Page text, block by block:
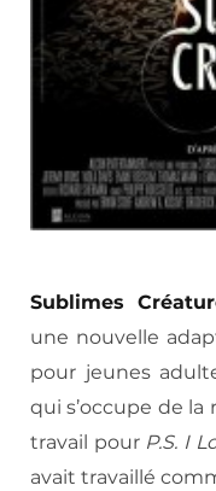
Sublimes
une nouvelle
pour jeunes
qui s’occupe de la
travail pourP.S. I
avait travaillé